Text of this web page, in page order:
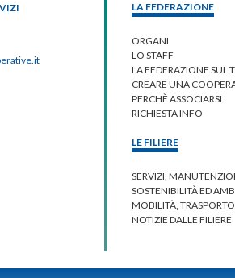
LA FEDERAZIONE
ORGANI
LO STAFF
LA FEDERAZIONE SUL
CREARE UNA
PERCHÈ ASSOCIARSI
RICHIESTA INFO
LE FILIERE
SERVIZI,
SOSTENIBILITÀ ED
MOBILITÀ,
NOTIZIE DALLE FILIERE